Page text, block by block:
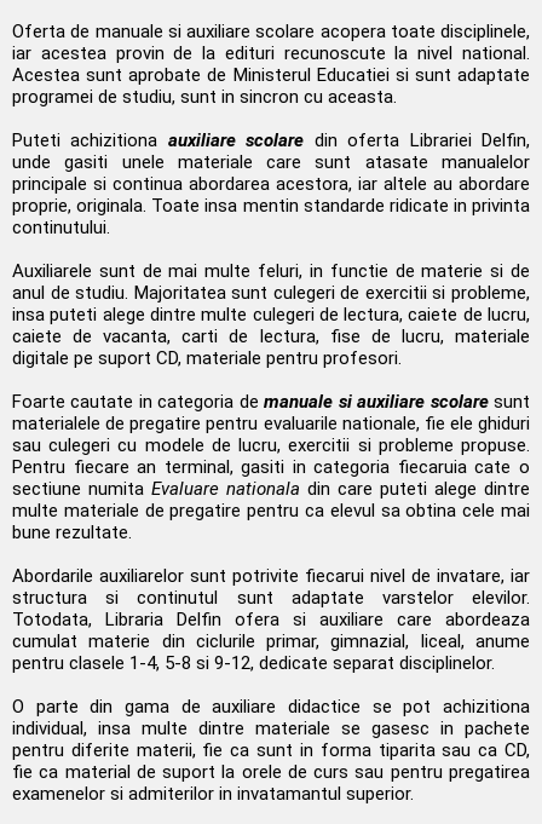
Oferta de manuale si auxiliare scolare acopera toate disciplinele,
iar acestea provin de la edituri recunoscute la nivel national.
Acestea sunt aprobate de Ministerul Educatiei si sunt adaptate
programei de studiu, sunt in sincron cu aceasta.
Puteti achizitiona auxiliare scolare din oferta Librariei Delfin,
unde gasiti unele materiale care sunt atasate manualelor
principale si continua abordarea acestora, iar altele au abordare
proprie, originala. Toate insa mentin standarde ridicate in privinta
continutului.
Auxiliarele sunt de mai multe feluri, in functie de materie si de
anul de studiu. Majoritatea sunt culegeri de exercitii si probleme,
insa puteti alege dintre multe culegeri de lectura, caiete de lucru,
caiete de vacanta, carti de lectura, fise de lucru, materiale
digitale pe suport CD, materiale pentru profesori.
Foarte cautate in categoria demanuale si auxiliare scolaresunt
materialele de pregatire pentru evaluarile nationale, fie ele ghiduri
sau culegeri cu modele de lucru, exercitii si probleme propuse.
Pentru fiecare an terminal, gasiti in categoria fiecaruia cate o
sectiune numita Evaluare nationala din care puteti alege dintre
multe materiale de pregatire pentru ca elevul sa obtina cele mai
bune rezultate.
Abordarile auxiliarelor sunt potrivite fiecarui nivel de invatare, iar
structura si continutul sunt adaptate varstelor elevilor.
Totodata, Libraria Delfin ofera si auxiliare care abordeaza
cumulat materie din ciclurile primar, gimnazial, liceal, anume
pentru clasele 1-4, 5-8 si 9-12, dedicate separat disciplinelor.
O parte din gama de auxiliare didactice se pot achizitiona
individual, insa multe dintre materiale se gasesc in pachete
pentru diferite materii, fie ca sunt in forma tiparita sau ca CD,
fie ca material de suport la orele de curs sau pentru pregatirea
examenelor si admiterilor in invatamantul superior.